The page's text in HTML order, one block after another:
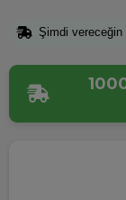
Şimdi vereceğin